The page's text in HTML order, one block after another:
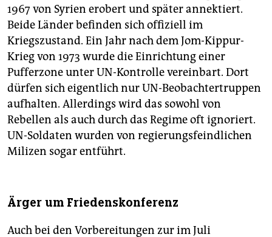
1967 von Syrien erobert und später annektiert.
Beide Länder befinden sich offiziell im
Kriegszustand. Ein Jahr nach dem Jom-Kippur-
Krieg von 1973 wurde die Einrichtung einer
Pufferzone unter UN-Kontrolle vereinbart. Dort
dürfen sich eigentlich nur UN-Beobachtertruppen
aufhalten. Allerdings wird das sowohl von
Rebellen als auch durch das Regime oft ignoriert.
UN-Soldaten wurden von regierungsfeindlichen
Milizen sogar entführt.
Ärger um Friedenskonferenz
Auch bei den Vorbereitungen zur im Juli